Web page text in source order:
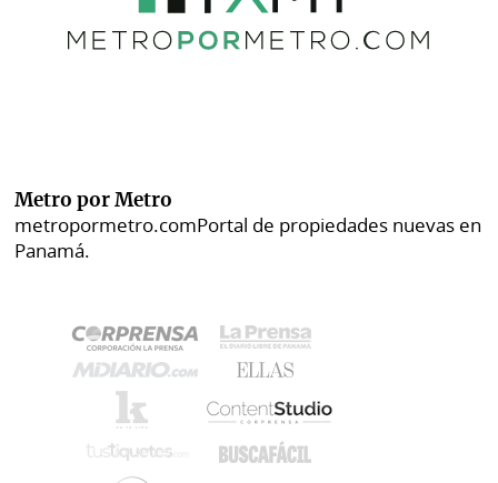
Metro por Metro
metropormetro.comPortal de propiedades nuevas en
Panamá.